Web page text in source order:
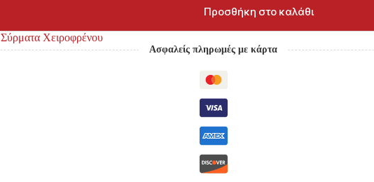
Προσθήκη στο καλάθι
Σύρματα Χειροφρένου
Ασφαλείς πληρωμές με κάρτα